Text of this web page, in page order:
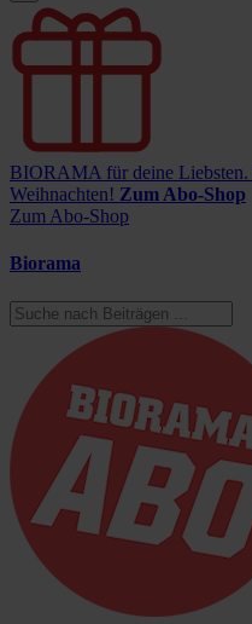
BIORAMA für deine Liebsten.
Weihnachten! Zum Abo-Shop
Zum Abo-Shop
Biorama